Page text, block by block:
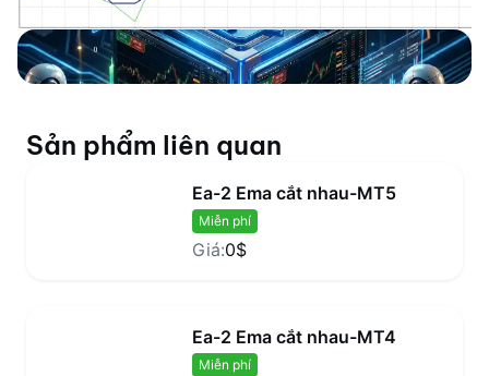
Sản phẩm liên quan
Ea-2 Ema cắt nhau-MT5
Miễn phí
Giá:0$
Ea-2 Ema cắt nhau-MT4
Miễn phí